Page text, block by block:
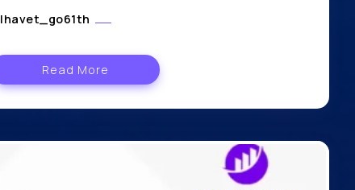
lhavet_go61th
Read More